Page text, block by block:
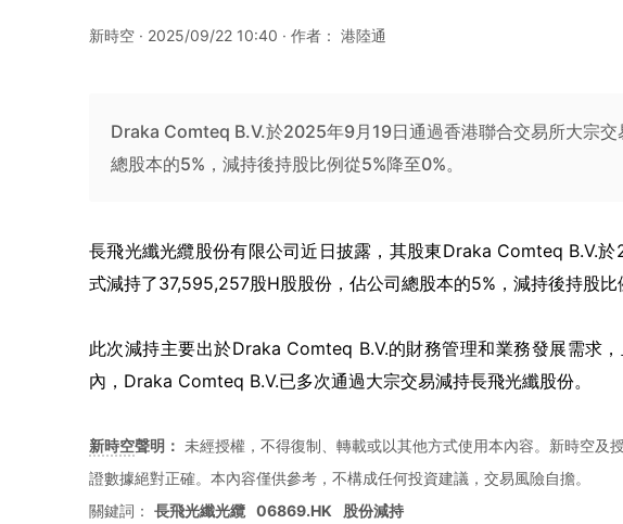
新時空 · 2025/09/22 10:40 · 作者： 港陸通
Draka Comteq B.V.於2025年9月19日通過香港聯合交易所大宗
總股本的5%，減持後持股比例從5%降至0%。
長飛光纖光纜股份有限公司近日披露，其股東Draka Comteq B.V.
式減持了37,595,257股H股股份，佔公司總股本的5%，減持後持股比
此次減持主要出於Draka Comteq B.V.的財務管理和業務發展需求
內，Draka Comteq B.V.已多次通過大宗交易減持長飛光纖股份。
新時空聲明： 未經授權，不得復制、轉載或以其他方式使用本內容。新時空及
證數據絕對正確。本內容僅供參考，不構成任何投資建議，交易風險自擔。
關鍵詞： 長飛光纖光纜 06869.HK 股份減持